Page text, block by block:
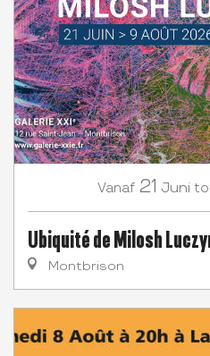
Vanaf 21 Juni
Ubiquité de Milosh
Montbrison